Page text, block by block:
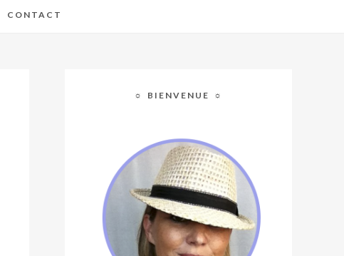
CONTACT
☼ BIENVENUE ☼